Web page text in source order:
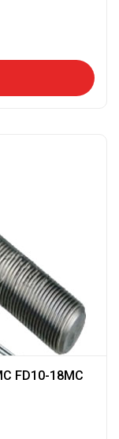
FD10-18MC